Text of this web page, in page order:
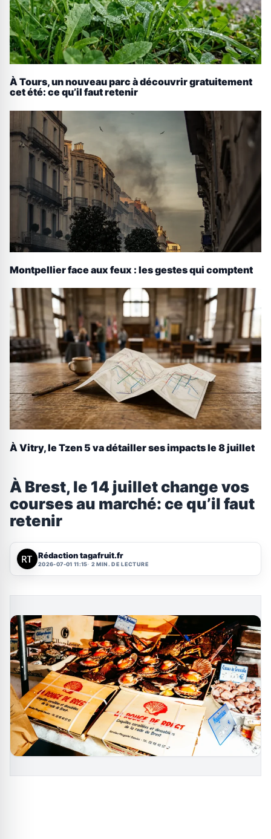
À Tours, un nouveau parc à découvrir gratuitement
cet été: ce qu’il faut retenir
Montpellier face aux feux : les gestes qui comptent
À Vitry, le Tzen 5 va détailler ses impacts le 8 juillet
À Brest, le 14 juillet change vos
courses au marché: ce qu’il faut
retenir
Rédaction tagafruit.fr
2026-07-01 11:15 2 MIN. DE LECTURE